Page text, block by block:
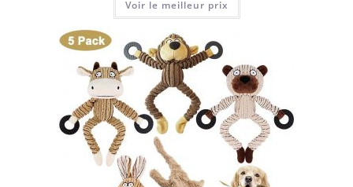
Voir le meilleur prix